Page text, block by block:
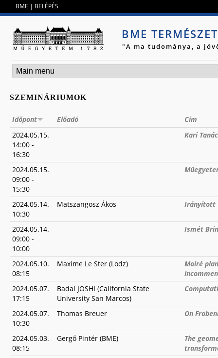
BME | BELÉPÉS
BME
"A ma tudománya, a
SZEMINÁRIUMOK
Időpont Előadó
Cím
2024.05.15.
14:00 -
16:30
Kari
2024.05.15.
09:00 -
15:30
2024.05.14.
10:30
Matszangosz Ákos Irányított
2024.05.14.
09:00 -
10:00
Ismét
2024.05.10.
08:15
Maxime Le Ster (Lodz)
Moiré
2024.05.07.
17:15
Badal JOSHI (California State
University San Marcos)
2024.05.07.
10:30
Thomas Breuer On
2024.05.03.
08:15
Gergő Pintér (BME)
The